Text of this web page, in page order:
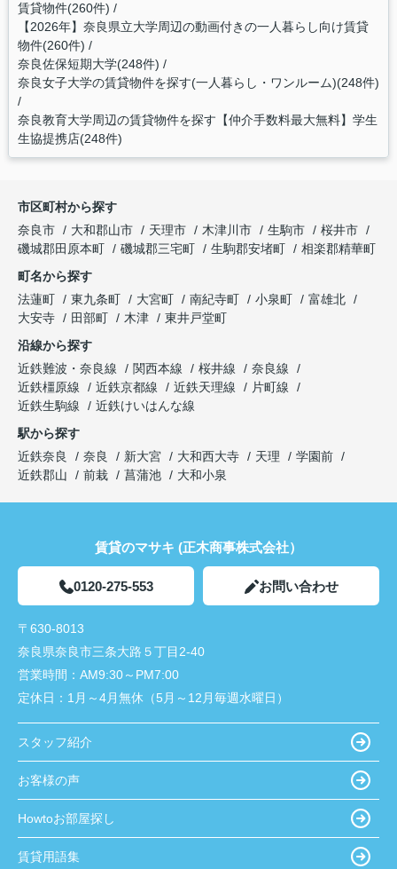
賃貸物件(260件)
【2026年】奈良県立大学周辺の動画付きの一人暮らし向け賃貸
物件(260件)
奈良佐保短期大学(248件)
奈良女子大学の賃貸物件を探す(一人暮らし・ワンルーム)(248件)
奈良教育大学周辺の賃貸物件を探す【仲介手数料最大無料】学生
生協提携店(248件)
市区町村から探す
奈良市
大和郡山市 天理市 木津川市 生駒市
桜井市
磯城郡田原本町
磯城郡三宅町 生駒郡安堵町
相楽郡精華町
町名から探す
法蓮町
東九条町 大宮町 南紀寺町 小泉町
富雄北
大安寺
田部町 木津
東井戸堂町
沿線から探す
近鉄難波・奈良線
関西本線 桜井線
奈良線
近鉄橿原線
近鉄京都線 近鉄天理線
片町線
近鉄生駒線
近鉄けいはんな線
駅から探す
近鉄奈良
奈良 新大宮 大和西大寺 天理
学園前
近鉄郡山
前栽 菖蒲池 大和小泉
賃貸のマサキ (正木商事株式会社）
0120-275-553 お問い合わせ
〒630-8013
奈良県奈良市三条大路５丁目2-40
営業時間： AM9:30～PM7:00
定休日： 1月～4月無休（5月～12月毎週水曜日）
スタッフ紹介
お客様の声
Howtoお部屋探し
賃貸用語集